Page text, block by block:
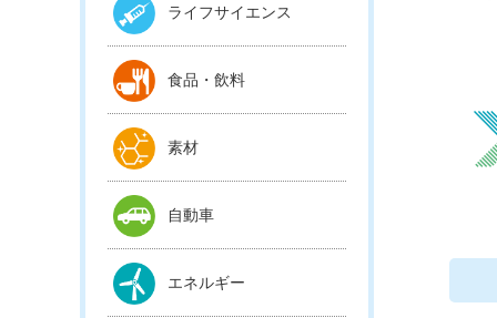
ライフサイエンス
食品・飲料
素材
自動車
エネルギー